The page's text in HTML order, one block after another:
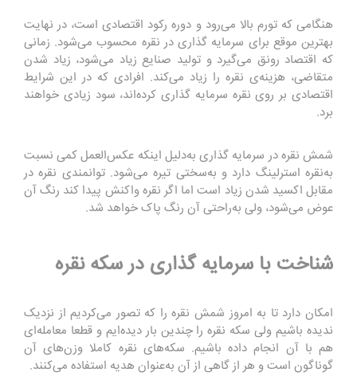
هنگامی که تورم بالا می‌رود و دوره رکود اقتصادی است، در نهایت
بهترین موقع برای سرمایه گذاری در نقره محسوب می‌شود. زمانی
که اقتصاد رونق می‌گیرد و تولید صنایع زیاد می‌شود، زیاد شدن
متقاضی، هزینه‌ی نقره را زیاد می‌کند. افرادی که در این شرایط
اقتصادی بر روی نقره سرمایه گذاری کرده‌اند، سود زیادی خواهند
برد.
شمش نقره در سرمایه گذاری به‌دلیل اینکه عکس‌العمل کمی نسبت
به‌نقره استرلینگ دارد و به‌سختی تیره می‌شود. توانمندی نقره در
مقابل اکسید شدن زیاد است اما اگر نقره واکنش پیدا کند رنگ آن
عوض می‌شود، ولی به‌راحتی آن رنگ پاک خواهد شد.
شناخت با سرمایه گذاری در سکه نقره
امکان دارد تا به امروز شمش نقره را که تصور می‌کردیم از نزدیک
ندیده باشیم ولی سکه نقره را چندین بار دیده‌ایم و قطعا معامله‌ای
هم با آن انجام داده باشیم. سکه‌های نقره کاملا وزن‌های آن
گوناگون است و هر از گاهی از آن به‌عنوان هدیه استفاده می‌کنند.